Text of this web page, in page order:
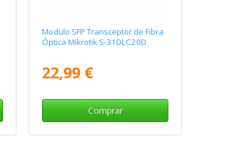
Modulo SFP Transceptor de Fibra
Óptica Mikrotik S-31DLC20D
22,99 €
Comprar